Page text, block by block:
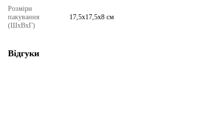
Розміри
пакування
(ШхВхГ)
17,5х17,5х8 см
Відгуки